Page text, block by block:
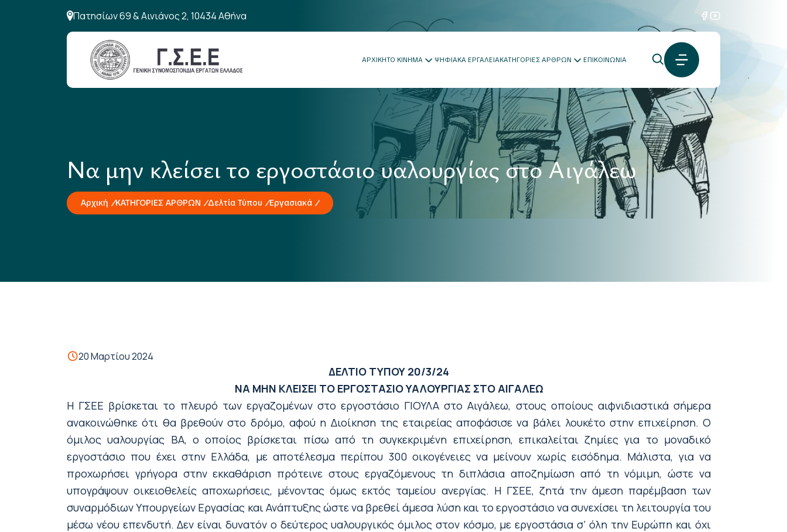
Πατησίων 69 & Αινιάνος 2, 10434 Αθήνα
ΑΡΧΙΚΗΤΟ ΚΙΝΗΜΑ ΨΗΦΙΑΚΑ ΕΡΓΑΛΕΙΑΚΑΤΗΓΟΡΙΕΣ ΑΡΘΡΩΝ ΕΠΙΚΟΙΝΩΝΙΑ
Να μην κλείσει το εργοστάσιο υαλουργίας στο Αιγάλεω
Αρχική ΚΑΤΗΓΟΡΙΕΣ ΑΡΘΡΩΝ Δελτία Τύπου Εργασιακά
20 Μαρτίου 2024
ΔΕΛΤΙΟ ΤΥΠΟΥ 20/3/24
ΝΑ ΜΗΝ ΚΛΕΙΣΕΙ ΤΟ ΕΡΓΟΣΤΑΣΙΟ ΥΑΛΟΥΡΓΙΑΣ ΣΤΟ ΑΙΓΑΛΕΩ
Η ΓΣΕΕ βρίσκεται το πλευρό των εργαζομένων στο εργοστάσιο ΓΙΟΥΛΑ στο Αιγάλεω, στους οποίους αιφνιδιαστικά σήμερα
ανακοινώθηκε ότι θα βρεθούν στο δρόμο, αφού η Διοίκηση της εταιρείας αποφάσισε να βάλει λουκέτο στην επιχείρηση. Ο
όμιλος υαλουργίας BA, ο οποίος βρίσκεται πίσω από τη συγκεκριμένη επιχείρηση, επικαλείται ζημίες για το μοναδικό
εργοστάσιο που έχει στην Ελλάδα, με αποτέλεσμα περίπου 300 οικογένειες να μείνουν χωρίς εισόδημα. Μάλιστα, για να
προχωρήσει γρήγορα στην εκκαθάριση πρότεινε στους εργαζόμενους τη διπλάσια αποζημίωση από τη νόμιμη, ώστε να
υπογράψουν οικειοθελείς αποχωρήσεις, μένοντας όμως εκτός ταμείου ανεργίας. Η ΓΣΕΕ, ζητά την άμεση παρέμβαση των
συναρμόδιων Υπουργείων Εργασίας και Ανάπτυξης ώστε να βρεθεί άμεσα λύση και το εργοστάσιο να συνεχίσει τη λειτουργία του
μέσω νέου επενδυτή. Δεν είναι δυνατόν ο δεύτερος υαλουργικός όμιλος στον κόσμο, με εργοστάσια σ’ όλη την Ευρώπη και όχι